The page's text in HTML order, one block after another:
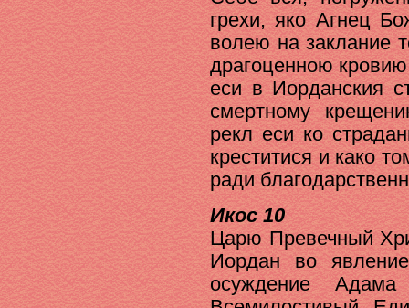
грехи, яко Агнец
волею на заклание
драгоценною
еси в Иорданския
смертному
рекл еси ко
креститися и како
ради
Икос 10
Царю Превечный
Иордан во
осуждение Адама